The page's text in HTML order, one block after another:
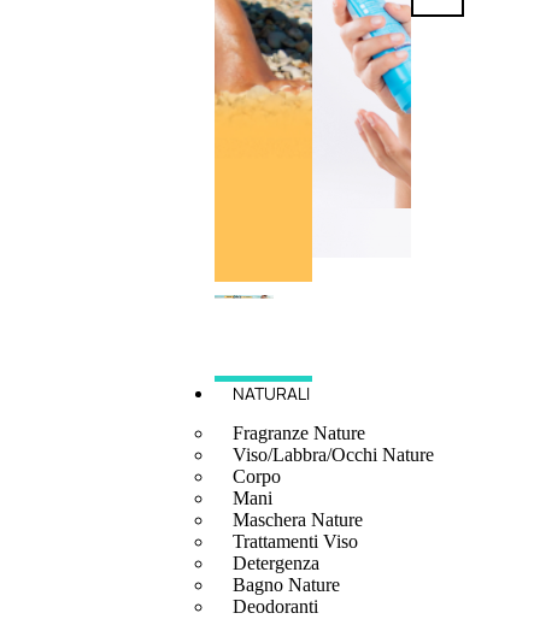
NATURALI
Fragranze Nature
Viso/Labbra/Occhi Nature
Corpo
Mani
Maschera Nature
Trattamenti Viso
Detergenza
Bagno Nature
Deodoranti